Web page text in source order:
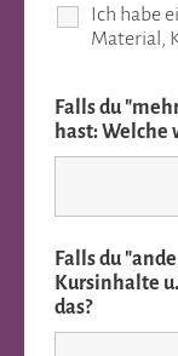
Ich habe
Material,
Falls du
hast: Welche
Falls du
Kursinhalte
das?